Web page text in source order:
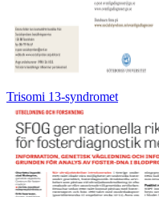
Trisomi 13-syndromet